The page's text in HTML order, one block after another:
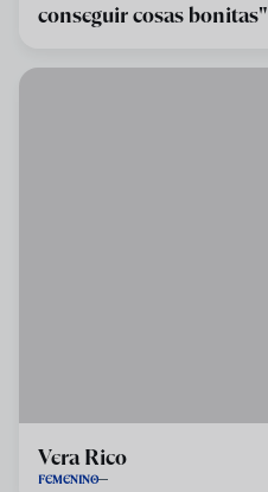
conseguir cosas bonitas"
Vera Rico
FEMENINO